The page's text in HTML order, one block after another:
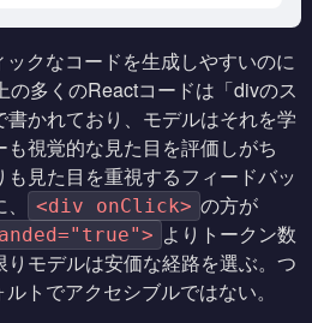
クなコードを生成しやすいのに
の多くのReactコードは「divのス
かれており、モデルはそれを学
視覚的な見た目を評価しがち
見た目を重視するフィードバッ
<div onClick> の方が
よりトークン数
モデルは安価な経路を選ぶ。つ
トでアクセシブルではない。